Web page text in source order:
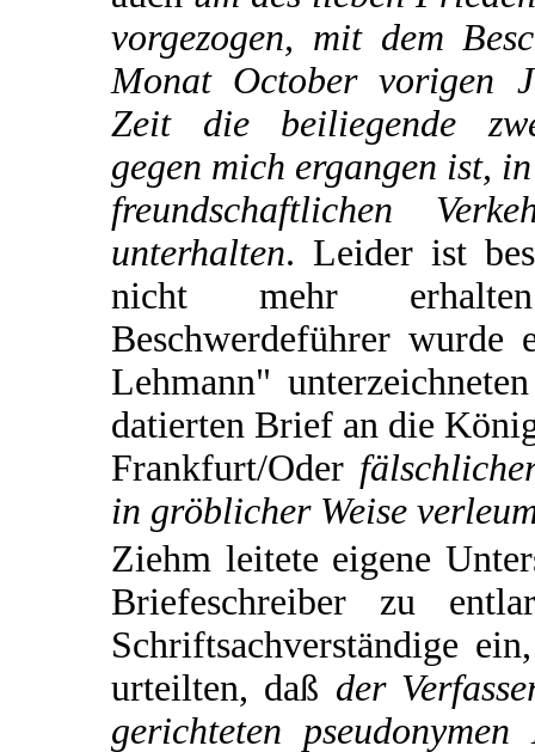
vorgezogen, mit dem
Monat October vorigen
Zeit die beiliegende
gegen mich ergangen ist,
freundschaftlichen
unterhalten. Leider ist
nicht mehr
Beschwerdeführer
Lehmann"
datierten Brief an die
Frankfurt/Oder
in gröblicher Weise
Ziehm leitete eigene
Briefeschreiber zu
Schriftsachverständige
urteilten, daß der
gerichteten